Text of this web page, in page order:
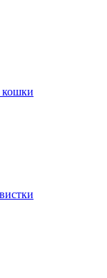
кошки